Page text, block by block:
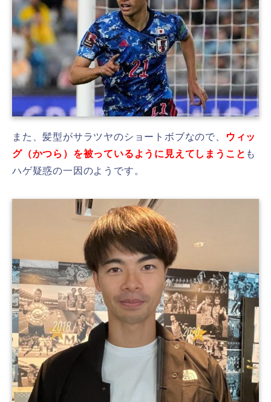
また、髪型がサラツヤのショートボブなので、
ウィッ
グ（かつら）を被っているように見えてしまうこと も
ハゲ疑惑の一因のようです。